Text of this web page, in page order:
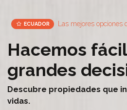
ECUADOR Las mejores opciones
Hacemos
grandes
Descubre propiedades que
vidas.